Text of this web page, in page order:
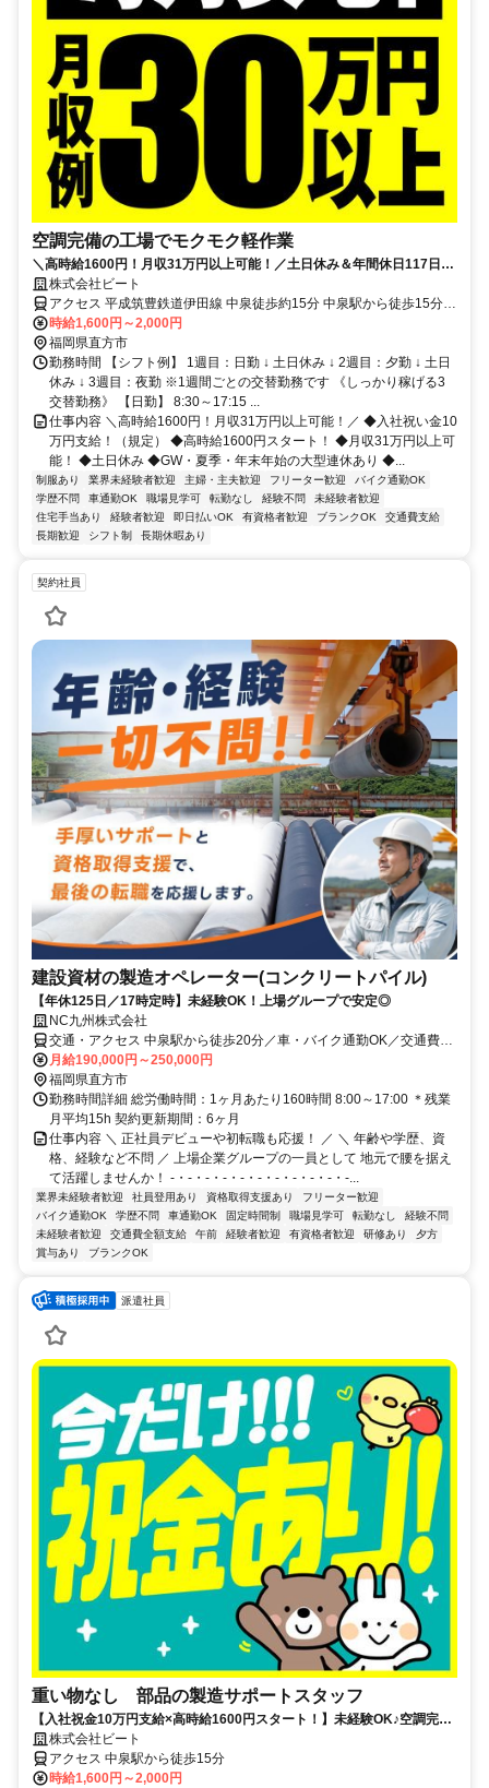
空調完備の工場でモクモク軽作業
＼高時給1600円！月収31万円以上可能！／土日休み＆年間休日117日で
プライベートも充実！未経験からしっかり稼げる♪
株式会社ビート
アクセス 平成筑豊鉄道伊田線 中泉徒歩約15分 中泉駅から徒歩15分／
車・バイク・自転車通勤OK！
時給1,600円～2,000円
福岡県直方市
勤務時間 【シフト例】 1週目：日勤 ↓ 土日休み ↓ 2週目：夕勤 ↓ 土日
休み ↓ 3週目：夜勤 ※1週間ごとの交替勤務です 《しっかり稼げる3
交替勤務》 【日勤】 8:30～17:15 ...
仕事内容 ＼高時給1600円！月収31万円以上可能！／ ◆入社祝い金10
万円支給！（規定） ◆高時給1600円スタート！ ◆月収31万円以上可
能！ ◆土日休み ◆GW・夏季・年末年始の大型連休あり ◆...
制服あり 業界未経験者歓迎 主婦・主夫歓迎 フリーター歓迎
バイク通勤OK
学歴不問
車通勤OK 職場見学可 転勤なし 経験不問
未経験者歓迎
住宅手当あり
経験者歓迎 即日払いOK 有資格者歓迎 ブランクOK
交通費支給
長期歓迎
シフト制 長期休暇あり
契約社員
建設資材の製造オペレーター(コンクリートパイル)
【年休125日／17時定時】未経験OK！上場グループで安定◎
NC九州株式会社
交通・アクセス 中泉駅から徒歩20分／車・バイク通勤OK／交通費全
額支給／転勤なし
月給190,000円～250,000円
福岡県直方市
勤務時間詳細 総労働時間：1ヶ月あたり160時間 8:00～17:00 ＊残業
月平均15h 契約更新期間：6ヶ月
仕事内容 ＼ 正社員デビューや初転職も応援！ ／ ＼ 年齢や学歴、資
格、経験など不問 ／ 上場企業グループの一員として 地元で腰を据え
て活躍しませんか！ -・-・-・-・-・-・-・-・-・-・-...
業界未経験者歓迎 社員登用あり 資格取得支援あり
フリーター歓迎
バイク通勤OK
学歴不問 車通勤OK 固定時間制 職場見学可 転勤なし
経験不問
未経験者歓迎
交通費全額支給 午前 経験者歓迎 有資格者歓迎 研修あり
夕方
賞与あり
ブランクOK
派遣社員
重い物なし 部品の製造サポートスタッフ
【入社祝金10万円支給×高時給1600円スタート！】未経験OK♪空調完備
のキレイな工場♪重い物なし！
株式会社ビート
アクセス 中泉駅から徒歩15分
時給1,600円～2,000円